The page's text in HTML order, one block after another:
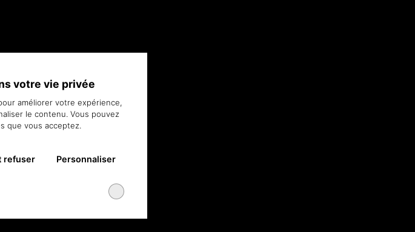
votre vie privée
améliorer votre expérience,
le contenu. Vous pouvez
que vous acceptez.
refuser Personnaliser